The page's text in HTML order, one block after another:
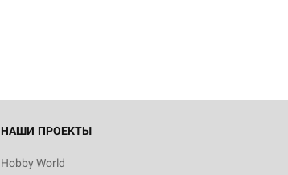
НАШИ ПРОЕКТЫ
Hobby World